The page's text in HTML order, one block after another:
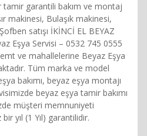
tamir garantili bakım ve montaj
makinesi, Bulaşık makinesi,
satışı İKİNCİ EL BEYAZ
Eşya Servisi – 0532 745 0555
ve mahallelerine Beyaz Eşya
Tüm marka ve model
bakımı, beyaz eşya montajı
beyaz eşya tamir bakımı
müşteri memnuniyeti
yıl (1 Yıl) garantilidir.